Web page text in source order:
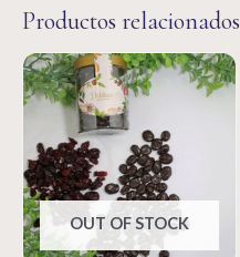
Productos relacionados
OUT OF STOCK